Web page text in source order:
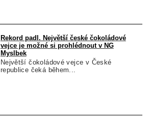
Rekord padl. Největší české čokoládové
vejce je možné si prohlédnout v NG
Myslbek
Největší čokoládové vejce v České
republice čeká během...